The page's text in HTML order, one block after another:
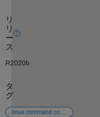
リ
リ
ー
ス
R2020b
タ
グ
linux command console